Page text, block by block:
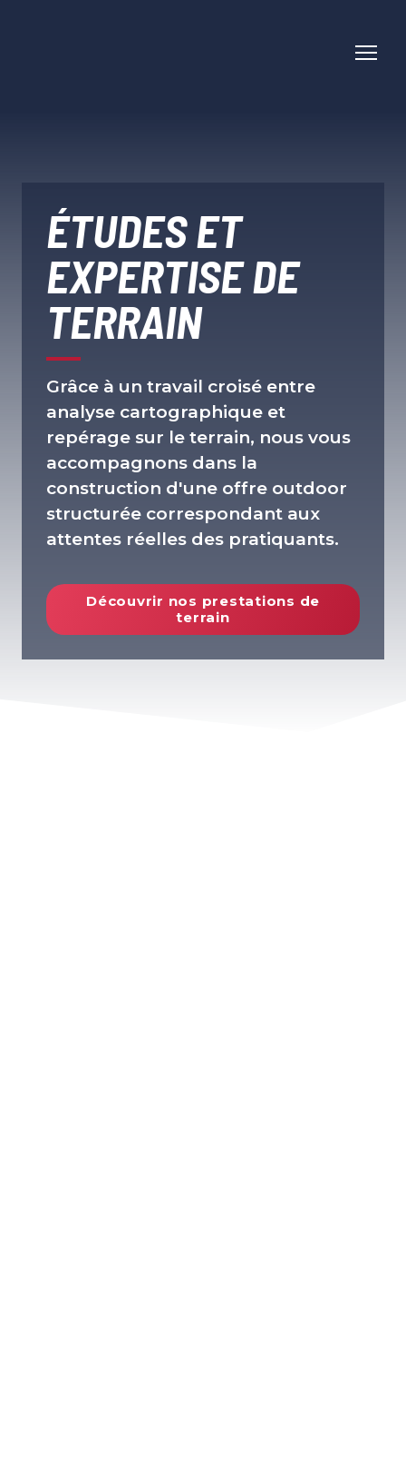
ÉTUDES ET
EXPERTISE DE
TERRAIN
Grâce à un travail croisé entre
analyse cartographique et
repérage sur le terrain, nous vous
accompagnons dans la
construction d'une offre outdoor
structurée correspondant aux
attentes réelles des pratiquants.
Découvrir nos prestations de
terrain